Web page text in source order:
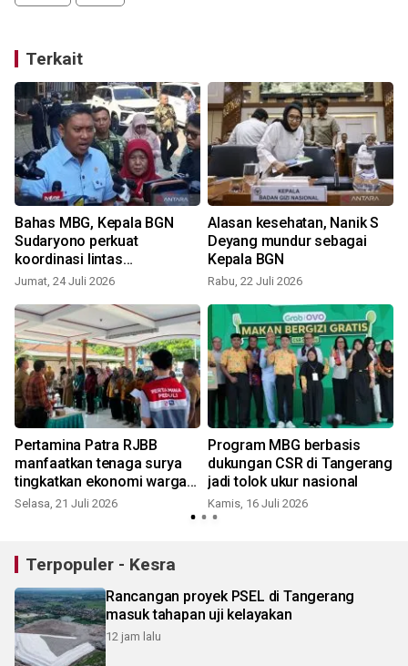
Terkait
Bahas MBG, Kepala BGN
Sudaryono perkuat
koordinasi lintas
kementerian
Jumat, 24 Juli 2026
Alasan kesehatan, Nanik S
Deyang mundur sebagai
Kepala BGN
Rabu, 22 Juli 2026
Pertamina Patra RJBB
manfaatkan tenaga surya
tingkatkan ekonomi warga
Balongan
Selasa, 21 Juli 2026
Program MBG berbasis
dukungan CSR di Tangerang
jadi tolok ukur nasional
Kamis, 16 Juli 2026
Terpopuler - Kesra
Rancangan proyek PSEL di Tangerang
masuk tahapan uji kelayakan
12 jam lalu